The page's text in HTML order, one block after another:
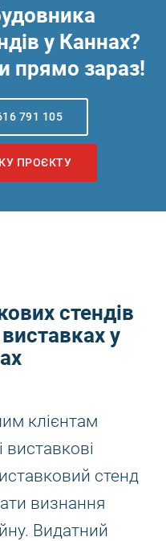
у Каннах?
прямо зараз!
791 105
ПРОЄКТУ
стендів
у
клієнтам
виставкові
стенд
визнання
Видатний